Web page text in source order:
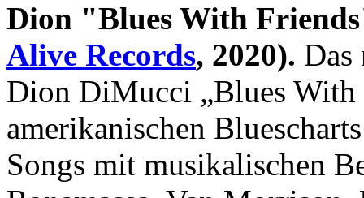
Dion "Blues With
Alive Records, 2020). Das
Dion DiMucci „Blues With
amerikanischen
Songs mit musikalischen